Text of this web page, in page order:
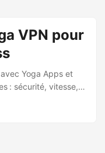
VPN pour
Yoga Apps et
: sécurité, vitesse,